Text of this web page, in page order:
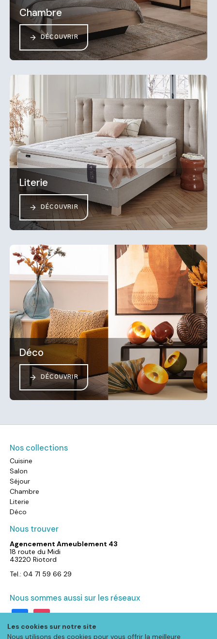
Les cookies sur notre site
Nous utilisons des cookies pour vous offrir la meilleure
Chambre
DÉCOUVRIR
Literie
DÉCOUVRIR
Déco
DÉCOUVRIR
Nos collections
Cuisine
Salon
Séjour
Chambre
Literie
Déco
Nous trouver
Agencement Ameublement 43
18 route du Midi
43220 Riotord
Tel.: 04 71 59 66 29
Nous sommes aussi sur les réseaux
facebookinstagram